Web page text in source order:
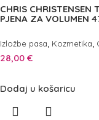
CHRIS CHRISTENSEN
PJENA ZA VOLUMEN
Izložbe pasa, Kozmetika,
28,00 €
Dodaj u košaricu